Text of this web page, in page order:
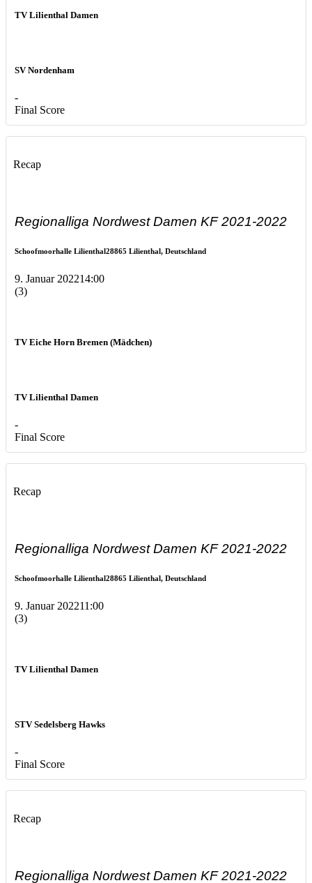
TV Lilienthal Damen
SV Nordenham
-
Final Score
Recap
Regionalliga Nordwest Damen KF 2021-2022
Schoofmoorhalle Lilienthal28865 Lilienthal, Deutschland
9. Januar 202214:00
(3)
TV Eiche Horn Bremen (Mädchen)
TV Lilienthal Damen
-
Final Score
Recap
Regionalliga Nordwest Damen KF 2021-2022
Schoofmoorhalle Lilienthal28865 Lilienthal, Deutschland
9. Januar 202211:00
(3)
TV Lilienthal Damen
STV Sedelsberg Hawks
-
Final Score
Recap
Regionalliga Nordwest Damen KF 2021-2022